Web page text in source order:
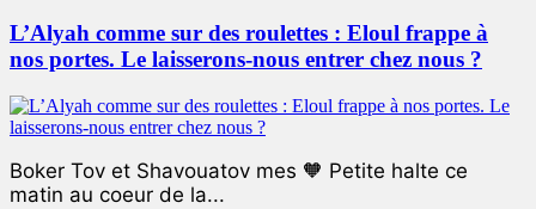
L’Alyah comme sur des roulettes : Eloul frappe à
nos portes. Le laisserons-nous entrer chez nous ?
Boker Tov et Shavouatov mes 🧡 Petite halte ce
matin au coeur de la...